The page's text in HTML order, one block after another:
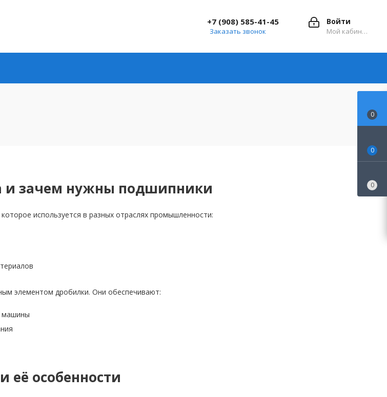
Войти
Мой кабинет
+7 (908) 585-41-45
Заказать звонок
и зачем нужны подшипники
используется в разных отраслях промышленности:
элементом дробилки. Они обеспечивают:
машины
её особенности
0
0
0